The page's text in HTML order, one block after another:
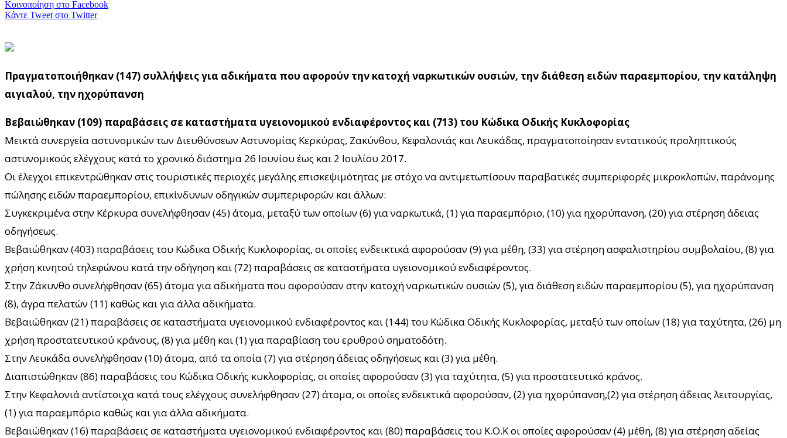
Κοινοποίηση στο Facebook
Κάντε Tweet στο Twitter
Πραγματοποιήθηκαν (147) συλλήψεις για αδικήματα που αφορούν την κατοχή ναρκωτικών ουσιών, την διάθεση ειδών παραεμπορίου, την κατάληψη
αιγιαλού, την ηχορύπανση
Βεβαιώθηκαν (109) παραβάσεις σε καταστήματα υγειονομικού ενδιαφέροντος και (713) του Κώδικα Οδικής Κυκλοφορίας
Μεικτά συνεργεία αστυνομικών των Διευθύνσεων Αστυνομίας Κερκύρας, Ζακύνθου, Κεφαλονιάς και Λευκάδας, πραγματοποίησαν εντατικούς προληπτικούς
αστυνομικούς ελέγχους κατά το χρονικό διάστημα 26 Ιουνίου έως και 2 Ιουλίου 2017.
Οι έλεγχοι επικεντρώθηκαν στις τουριστικές περιοχές μεγάλης επισκεψιμότητας με στόχο να αντιμετωπίσουν παραβατικές συμπεριφορές μικροκλοπών, παράνομης
πώλησης ειδών παραεμπορίου, επικίνδυνων οδηγικών συμπεριφορών και άλλων:
Συγκεκριμένα στην Κέρκυρα συνελήφθησαν (45) άτομα, μεταξύ των οποίων (6) για ναρκωτικά, (1) για παραεμπόριο, (10) για ηχορύπανση, (20) για στέρηση άδειας
οδηγήσεως.
Βεβαιώθηκαν (403) παραβάσεις του Κώδικα Οδικής Κυκλοφορίας, οι οποίες ενδεικτικά αφορούσαν (9) για μέθη, (33) για στέρηση ασφαλιστηρίου συμβολαίου, (8) για
χρήση κινητού τηλεφώνου κατά την οδήγηση και (72) παραβάσεις σε καταστήματα υγειονομικού ενδιαφέροντος.
Στην Ζάκυνθο συνελήφθησαν (65) άτομα για αδικήματα που αφορούσαν στην κατοχή ναρκωτικών ουσιών (5), για διάθεση ειδών παραεμπορίου (5), για ηχορύπανση
(8), άγρα πελατών (11) καθώς και για άλλα αδικήματα.
Βεβαιώθηκαν (21) παραβάσεις σε καταστήματα υγειονομικού ενδιαφέροντος και (144) του Κώδικα Οδικής Κυκλοφορίας, μεταξύ των οποίων (18) για ταχύτητα, (26) μη
χρήση προστατευτικού κράνους, (8) για μέθη και (1) για παραβίαση του ερυθρού σηματοδότη.
Στην Λευκάδα συνελήφθησαν (10) άτομα, από τα οποία (7) για στέρηση άδειας οδηγήσεως και (3) για μέθη.
Διαπιστώθηκαν (86) παραβάσεις του Κώδικα Οδικής κυκλοφορίας, οι οποίες αφορούσαν (3) για ταχύτητα, (5) για προστατευτικό κράνος.
Στην Κεφαλονιά αντίστοιχα κατά τους ελέγχους συνελήφθησαν (27) άτομα, οι οποίες ενδεικτικά αφορούσαν, (2) για ηχορύπανση,(2) για στέρηση άδειας λειτουργίας,
(1) για παραεμπόριο καθώς και για άλλα αδικήματα.
Βεβαιώθηκαν (16) παραβάσεις σε καταστήματα υγειονομικού ενδιαφέροντος και (80) παραβάσεις του Κ.Ο.Κ οι οποίες αφορούσαν (4) μέθη, (8) για στέρηση αδείας